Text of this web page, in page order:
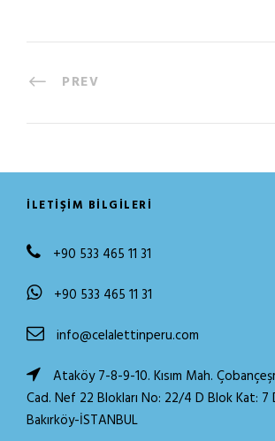
PREV
İLETIŞIM BILGILERI
+90 533 465 11 31
+90 533 465 11 31
info@celalettinperu.com
Ataköy 7-8-9-10. Kısım Mah.
Cad. Nef 22 Blokları No: 22/4 D Blok Kat: 7
Bakırköy-İSTANBUL